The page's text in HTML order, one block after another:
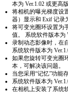
本为 Ver.1.02 或更高
将相机的曝光梯度设
器）显示和 Exif 记录
将可变光圈环设置为
值。 系统软件版本为
录制动态影像时，在
系统软件版本为
如果您旋转可变光圈
本，可解决该问题。
当您采用“记忆”功能
系统软件版本为
在相机上安装了系统